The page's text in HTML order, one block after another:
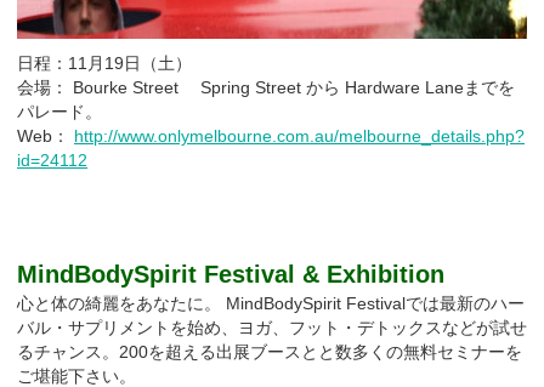
日程：11月19日（土）
会場： Bourke Street Spring Street から Hardware Laneまでを
パレード。
Web： http://www.onlymelbourne.com.au/melbourne_details.php?
id=24112
MindBodySpirit Festival & Exhibition
心と体の綺麗をあなたに。 MindBodySpirit Festivalでは最新のハー
バル・サプリメントを始め、ヨガ、フット・デトックスなどが試せ
るチャンス。200を超える出展ブースとと数多くの無料セミナーを
ご堪能下さい。